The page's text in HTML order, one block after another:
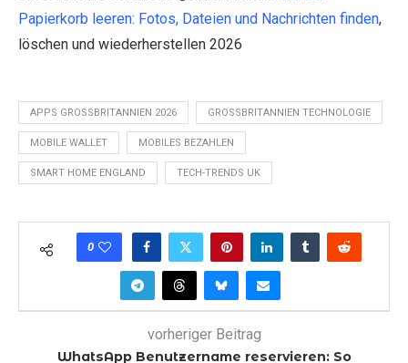
Papierkorb leeren: Fotos, Dateien und Nachrichten finden,
löschen und wiederherstellen 2026
APPS GROSSBRITANNIEN 2026 GROSSBRITANNIEN TECHNOLOGIE
MOBILE WALLET MOBILES BEZAHLEN
SMART HOME ENGLAND TECH-TRENDS UK
0
vorheriger Beitrag
WhatsApp Benutzername reservieren: So